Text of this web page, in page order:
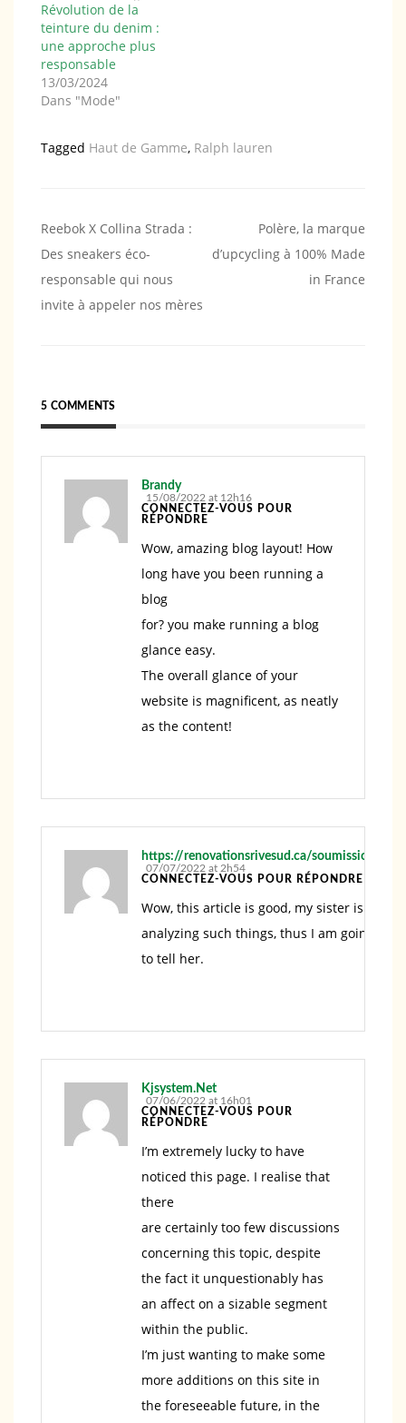
Révolution de la
teinture du denim :
une approche plus
responsable
13/03/2024
Dans "Mode"
Tagged Haut de Gamme, Ralph lauren
Navigation
de
l’article
Reebok X Collina Strada :
Des sneakers éco-
responsable qui nous
invite à appeler nos mères
Polère, la marque
d’upcycling à 100% Made
in France
5 COMMENTS
Brandy
15/08/2022 at 12h16
CONNECTEZ-VOUS POUR
RÉPONDRE
Wow, amazing blog layout! How
long have you been running a
blog
for? you make running a blog
glance easy.
The overall glance of your
website is magnificent, as neatly
as the content!
https://renovationsrivesud.ca/soumission/
07/07/2022 at 2h54
CONNECTEZ-VOUS POUR RÉPONDRE
Wow, this article is good, my sister is
analyzing such things, thus I am going
to tell her.
Kjsystem.Net
07/06/2022 at 16h01
CONNECTEZ-VOUS POUR
RÉPONDRE
I’m extremely lucky to have
noticed this page. I realise that
there
are certainly too few discussions
concerning this topic, despite
the fact it unquestionably has
an affect on a sizable segment
within the public.
I’m just wanting to make some
more additions on this site in
the foreseeable future, in the